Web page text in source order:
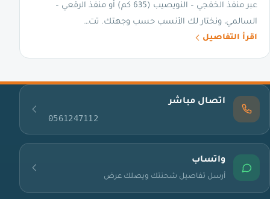
عبر منفذ الخفجي – النويصيب (635 كم) أو منفذ الرقعي –
السالمي، ونختار لك الأنسب حسب وجهتك. تت…
اقرأ التفاصيل
اتصال مباشر
0561247112
واتساب
أرسل تفاصيل شحنتك ويصلك عرض